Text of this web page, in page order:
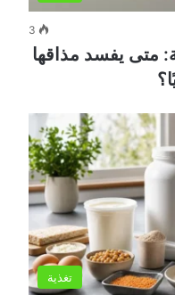
3
متى يفسد مذاقها
تغذية